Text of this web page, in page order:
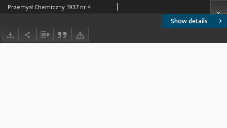
Show details
Przemysł Chemiczny 1937 nr 4